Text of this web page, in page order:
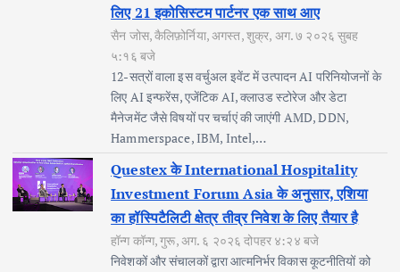
लिए 21 इकोसिस्टम पार्टनर एक साथ आए
सैन जोस, कैलिफ़ोर्निया, अगस्त, शुक्र, अग. ७ २०२६ सुबह
५:१६ बजे
12-सत्रों वाला इस वर्चुअल इवेंट में उत्पादन AI परिनियोजनों के
लिए AI इन्फरेंस, एजेंटिक AI, क्लाउड स्टोरेज और डेटा
मैनेजमेंट जैसे विषयों पर चर्चाएं की जाएंगी AMD, DDN,
Hammerspace, IBM, Intel,…
Questex के International Hospitality
Investment Forum Asia के अनुसार, एशिया
का हॉस्पिटैलिटी क्षेत्र तीव्र निवेश के लिए तैयार है
हॉन्ग कॉन्ग, गुरू, अग. ६ २०२६ दोपहर ४:२४ बजे
निवेशकों और संचालकों द्वारा आत्मनिर्भर विकास कूटनीतियों को